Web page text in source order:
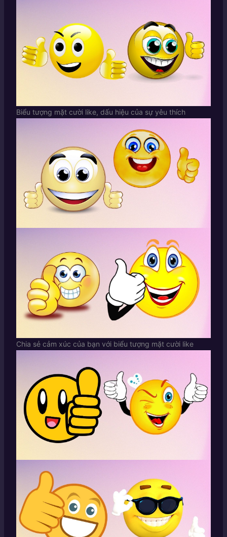
Biểu tượng mặt cười like, dấu hiệu của sự yêu thích
Chia sẻ cảm xúc của bạn với biểu tượng mặt cười like